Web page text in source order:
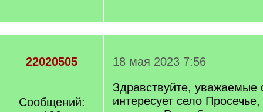
22020505
Сообщений:
18 мая 2023 7:56
Здравствуйте,
интересует село